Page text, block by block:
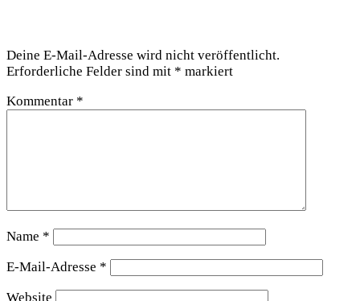
Deine E-Mail-Adresse wird nicht veröffentlicht.
Erforderliche Felder sind mit * markiert
Kommentar *
Name *
E-Mail-Adresse *
Website